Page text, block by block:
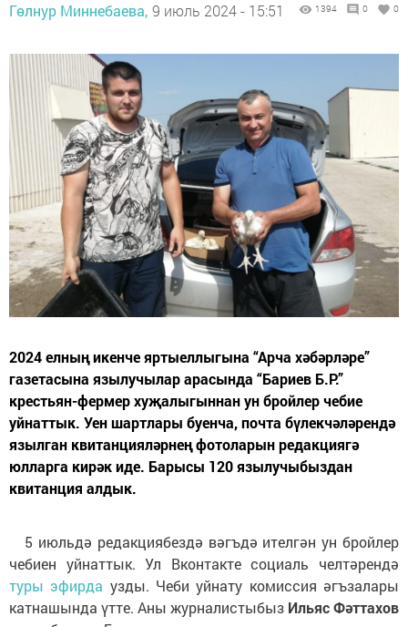
Гөлнур Миннебаева, 9 июль 2024 - 15:51 1394 0 0
2024 елның икенче яртыеллыгына “Арча хәбәрләре”
газетасына язылучылар арасында “Бариев Б.Р.”
крестьян-фермер хуҗалыгыннан ун бройлер чебие
уйнаттык. Уен шартлары буенча, почта бүлекчәләрендә
язылган квитанцияләрнең фотоларын редакциягә
юлларга кирәк иде. Барысы 120 язылучыбыздан
квитанция алдык.
5 июльдә редакциябездә вәгъдә ителгән ун бройлер
чебиен уйнаттык. Ул Вконтакте социаль челтәрендә
туры эфирда узды. Чеби уйнату комиссия әгъзалары
катнашында үтте. Аны журналистыбыз Ильяс Фәттахов